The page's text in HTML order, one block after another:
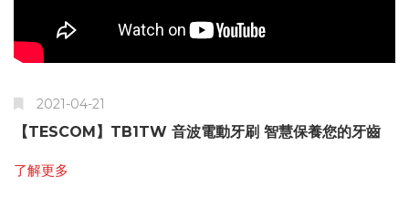
2021-04-21
【TESCOM】TB1TW 音波電動牙刷 智慧保養您的牙齒
了解更多